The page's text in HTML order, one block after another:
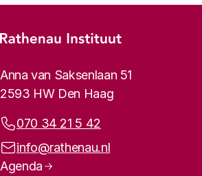
Footer-menu
Rathenau logo, naar de homepage
Contactinformatie
Anna van Saksenlaan 51
2593 HW Den Haag
Telefoonnummer:
070 34 21 5 42
E-mailadres:
info@rathenau.nl
Paginanavigatie
Agenda